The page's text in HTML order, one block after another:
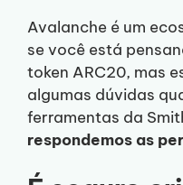
Avalanche é um
se você está
token ARC20, mas
algumas dúvidas
ferramentas da
respondemos as